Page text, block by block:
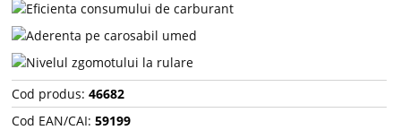
Cod produs: 46682
Cod EAN/CAI: 59199